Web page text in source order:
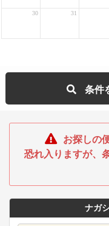
30 31
条件
お探しの
恐れ入りますが、
ナガ